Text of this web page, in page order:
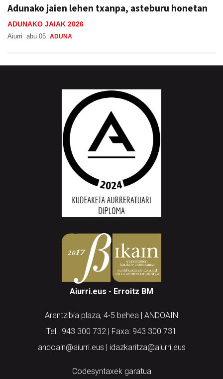
Adunako jaien lehen txanpa, asteburu honetan
ADUNAKO JAIAK 2026
Aiurri abu 05 ADUNA
Aiurri.eus - Erroitz BM
Arantzibia plaza, 4-5 behea | ANDOAIN
Tel.: 943 300 732 | Faxa: 943 300 731
andoain@aiurri.eus | idazkaritza@aiurri.eus
Codesyntaxek garatua